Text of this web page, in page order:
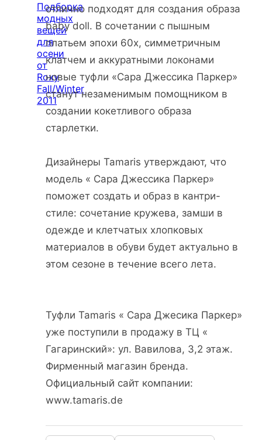
Подборка
модных
вещей
для
осени
от
Roxy
Fall/Winter
2011
отлично подходят для создания образа
baby doll. В сочетании с пышным
платьем эпохи 60х, симметричным
клатчем и аккуратными локонами
новые туфли «Сара Джессика Паркер»
станут незаменимым помощником в
создании кокетливого образа
старлетки.
Дизайнеры Tamaris утверждают, что
модель « Сара Джессика Паркер»
поможет создать и образ в кантри-
стиле: сочетание кружева, замши в
одежде и клетчатых хлопковых
материалов в обуви будет актуально в
этом сезоне в течение всего лета.
Туфли Tamaris « Сара Джесика Паркер»
уже поступили в продажу в ТЦ «
Гагаринский»: ул. Вавилова, 3,2 этаж.
Фирменный магазин бренда.
Официальный сайт компании:
www.tamaris.de